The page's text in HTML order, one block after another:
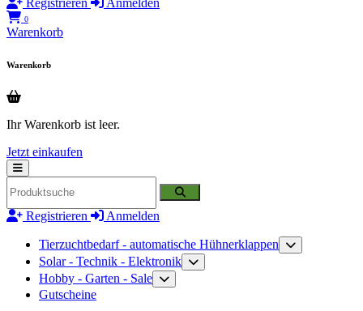
0
Warenkorb
Warenkorb
Ihr Warenkorb ist leer.
Jetzt einkaufen
Registrieren Anmelden
Tierzuchtbedarf - automatische Hühnerklappen
Solar - Technik - Elektronik
Hobby - Garten - Sale
Gutscheine